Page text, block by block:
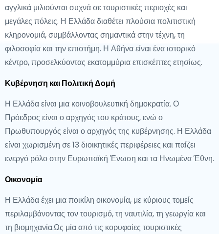
αγγλικά μιλιούνται συχνά σε τουριστικές περιοχές και
μεγάλες πόλεις. Η Ελλάδα διαθέτει πλούσια πολιτιστική
κληρονομιά, συμβάλλοντας σημαντικά στην τέχνη, τη
φιλοσοφία και την επιστήμη. Η Αθήνα είναι ένα ιστορικό
κέντρο, προσελκύοντας εκατομμύρια επισκέπτες ετησίως.
Κυβέρνηση και Πολιτική Δομή
Η Ελλάδα είναι μια κοινοβουλευτική δημοκρατία. Ο
Πρόεδρος είναι ο αρχηγός του κράτους, ενώ ο
Πρωθυπουργός είναι ο αρχηγός της κυβέρνησης. Η Ελλάδα
είναι χωρισμένη σε 13 διοικητικές περιφέρειες και παίζει
ενεργό ρόλο στην Ευρωπαϊκή Ένωση και τα Ηνωμένα Έθνη.
Οικονομία
Η Ελλάδα έχει μια ποικίλη οικονομία, με κύριους τομείς
περιλαμβάνοντας τον τουρισμό, τη ναυτιλία, τη γεωργία και
τη βιομηχανία.Ως μία από τις κορυφαίες τουριστικές